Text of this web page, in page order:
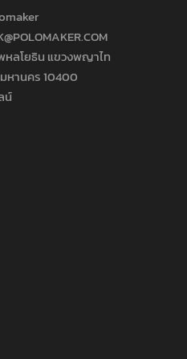
หลโยธิน แขวงพญาไท
หานคร 10400
น์